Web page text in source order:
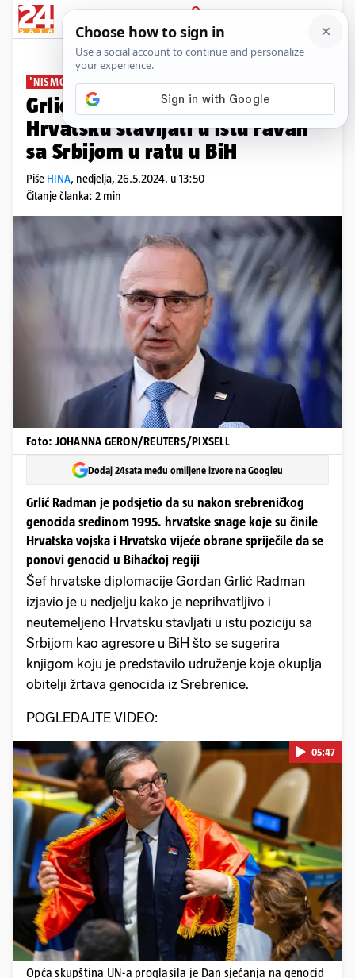
PRIJAVA
News Komentari
'NISMO BILI AGRESORI'
Grlić Radman: Neprihvatljivo je
Hrvatsku stavljati u istu ravan
sa Srbijom u ratu u BiH
Piše HINA, nedjelja, 26.5.2024. u 13:50
Čitanje članka: 2 min
Foto: JOHANNA GERON/REUTERS/PIXSELL
Dodaj 24sata među omiljene izvore na Googleu
Grlić Radman je podsjetio da su nakon srebreničkog
genocida sredinom 1995. hrvatske snage koje su činile
Hrvatska vojska i Hrvatsko vijeće obrane spriječile da se
ponovi genocid u Bihaćkoj regiji
Šef hrvatske diplomacije Gordan Grlić Radman
izjavio je u nedjelju kako je neprihvatljivo i
neutemeljeno Hrvatsku stavljati u istu poziciju sa
Srbijom kao agresore u BiH što se sugerira
knjigom koju je predstavilo udruženje koje okuplja
obitelji žrtava genocida iz Srebrenice.
POGLEDAJTE VIDEO:
Pokretanje videa...
05:47
Opća skupština UN-a proglasila je Dan sjećanja na genocid